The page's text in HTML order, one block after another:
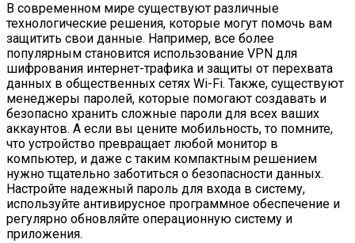
В современном мире существуют различные
технологические решения, которые могут помочь вам
защитить свои данные. Например, все более
популярным становится использование VPN для
шифрования интернет-трафика и защиты от перехвата
данных в общественных сетях Wi-Fi. Также, существуют
менеджеры паролей, которые помогают создавать и
безопасно хранить сложные пароли для всех ваших
аккаунтов. А если вы цените мобильность, то помните,
что устройство превращает любой монитор в
компьютер, и даже с таким компактным решением
нужно тщательно заботиться о безопасности данных.
Настройте надежный пароль для входа в систему,
используйте антивирусное программное обеспечение и
регулярно обновляйте операционную систему и
приложения.